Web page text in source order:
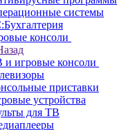
системы
консоли
и игровые консоли
приставки
устройства
для ТВ